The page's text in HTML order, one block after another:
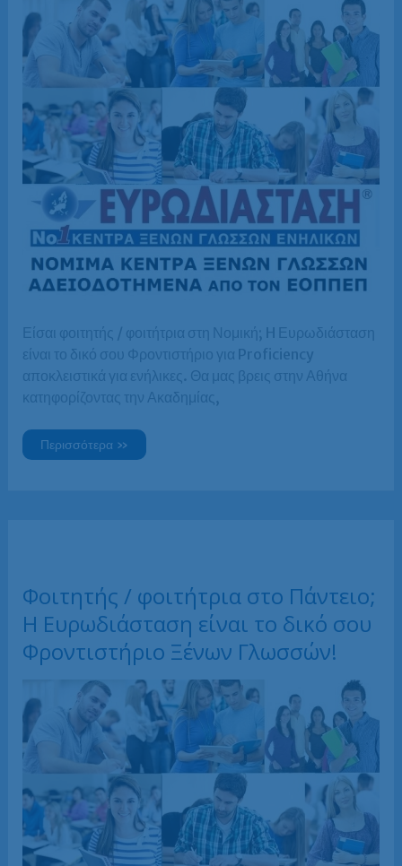
Είσαι φοιτητής / φοιτήτρια στη Νομική; H Ευρωδιάσταση
είναι το δικό σου Φροντιστήριο για Proficiency
αποκλειστικά για ενήλικες. Θα μας βρεις στην Αθήνα
κατηφορίζοντας την Ακαδημίας,
Φοιτητής
/
Φροντιστήριο
για
Proficiency!
Περισσότερα »
Φοιτητής / φοιτήτρια στο Πάντειο;
H Ευρωδιάσταση είναι το δικό σου
Φροντιστήριο Ξένων Γλωσσών!